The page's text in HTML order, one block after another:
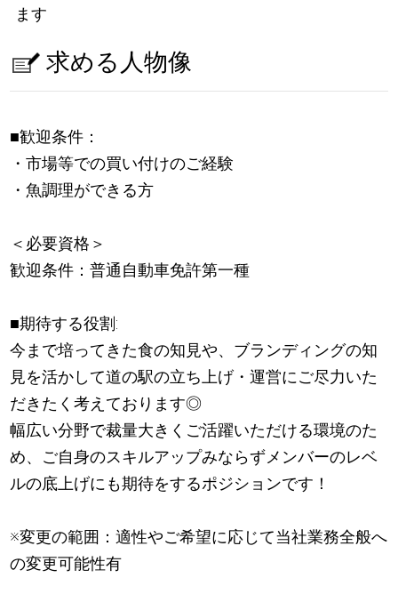
ます
求める人物像
■歓迎条件：
・市場等での買い付けのご経験
・魚調理ができる方
＜必要資格＞
歓迎条件：普通自動車免許第一種
■期待する役割:
今まで培ってきた食の知見や、ブランディングの知
見を活かして道の駅の立ち上げ・運営にご尽力いた
だきたく考えております◎
幅広い分野で裁量大きくご活躍いただける環境のた
め、ご自身のスキルアップみならずメンバーのレベ
ルの底上げにも期待をするポジションです！
※変更の範囲：適性やご希望に応じて当社業務全般へ
の変更可能性有